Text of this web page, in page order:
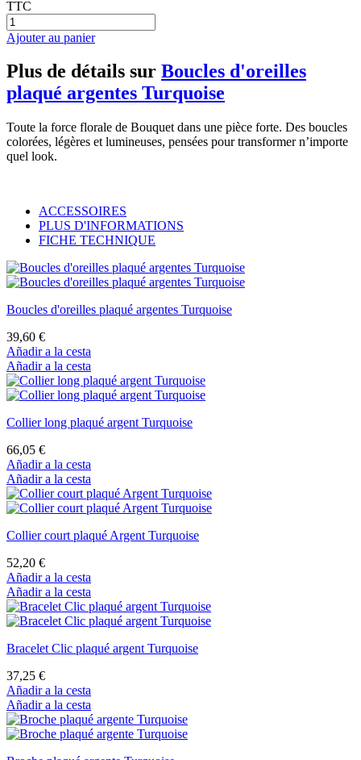
TTC
Ajouter au panier
Plus de détails sur Boucles d'oreilles
plaqué argentes Turquoise
Toute la force florale de Bouquet dans une pièce forte. Des boucles
colorées, légères et lumineuses, pensées pour transformer n’importe
quel look.
ACCESSOIRES
PLUS D'INFORMATIONS
FICHE TECHNIQUE
Boucles d'oreilles plaqué argentes Turquoise
39,60 €
Añadir a la cesta
Añadir a la cesta
Collier long plaqué argent Turquoise
66,05 €
Añadir a la cesta
Añadir a la cesta
Collier court plaqué Argent Turquoise
52,20 €
Añadir a la cesta
Añadir a la cesta
Bracelet Clic plaqué argent Turquoise
37,25 €
Añadir a la cesta
Añadir a la cesta